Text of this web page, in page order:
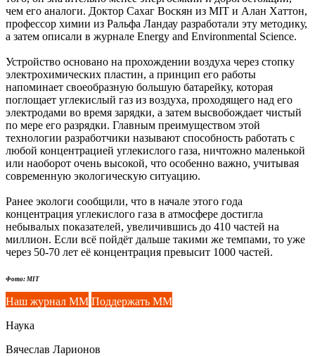
чем его аналоги. Доктор Сахаг Воскян из MIT и Алан Хаттон,
профессор химии из Ральфа Ландау разработали эту методику,
а затем описали в журнале Energy and Environmental Science.
Устройство основано на прохождении воздуха через стопку
электрохимических пластин, а принцип его работы
напоминает своеобразную большую батарейку, которая
поглощает углекислый газ из воздуха, проходящего над его
электродами во время зарядки, а затем высвобождает чистый
по мере его разрядки. Главным преимуществом этой
технологии разработчики называют способность работать с
любой концентрацией углекислого газа, ничтожно маленькой
или наоборот очень высокой, что особенно важно, учитывая
современную экологическую ситуацию.
Ранее экологи сообщили, что в начале этого года
концентрация углекислого газа в атмосфере достигла
небывалых показателей, увеличившись до 410 частей на
миллион. Если всё пойдёт дальше такими же темпами, то уже
через 50-70 лет её концентрация превысит 1000 частей.
Фото: MIT
Наш журнал ММ Поддержать ММ
Наука
Вячеслав Ларионов